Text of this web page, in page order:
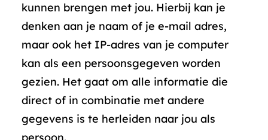
kunnen brengen met jou. Hierbij kan je
denken aan je naam of je e-mail adres,
maar ook het IP-adres van je computer
kan als een persoonsgegeven worden
gezien. Het gaat om alle informatie die
direct of in combinatie met andere
gegevens is te herleiden naar jou als